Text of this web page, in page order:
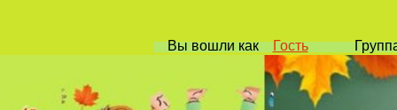
Вы вошликак Гость